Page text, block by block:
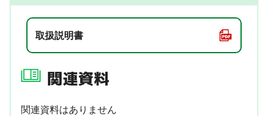
取扱説明書
関連資料
関連資料はありません